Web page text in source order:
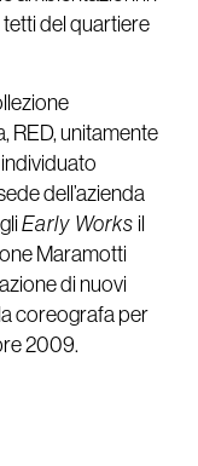
del quartiere
RED, unitamente
dell’azienda
Early Works il
Maramotti
di nuovi
coreografa per
2009.